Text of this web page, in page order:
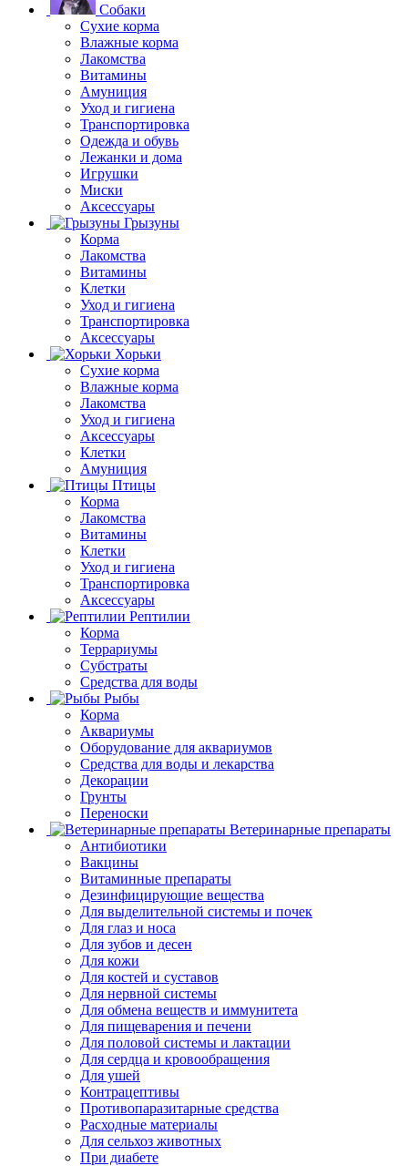
Собаки
Сухие корма
Влажные корма
Лакомства
Витамины
Амуниция
Уход и гигиена
Транспортировка
Одежда и обувь
Лежанки и дома
Игрушки
Миски
Аксессуары
Грызуны
Корма
Лакомства
Витамины
Клетки
Уход и гигиена
Транспортировка
Аксессуары
Хорьки
Сухие корма
Влажные корма
Лакомства
Уход и гигиена
Аксессуары
Клетки
Амуниция
Птицы
Корма
Лакомства
Витамины
Клетки
Уход и гигиена
Транспортировка
Аксессуары
Рептилии
Корма
Террариумы
Субстраты
Средства для воды
Рыбы
Корма
Аквариумы
Оборудование для аквариумов
Средства для воды и лекарства
Декорации
Грунты
Переноски
Ветеринарные препараты
Антибиотики
Вакцины
Витаминные препараты
Дезинфицирующие вещества
Для выделительной системы и почек
Для глаз и носа
Для зубов и десен
Для кожи
Для костей и суставов
Для нервной системы
Для обмена веществ и иммунитета
Для пищеварения и печени
Для половой системы и лактации
Для сердца и кровообращения
Для ушей
Контрацептивы
Противопаразитарные средства
Расходные материалы
Для сельхоз животных
При диабете